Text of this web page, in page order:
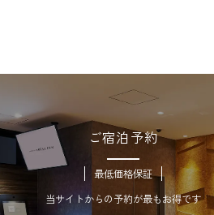
ご宿泊予約
最低価格保証
当サイトからの予約が最もお得です